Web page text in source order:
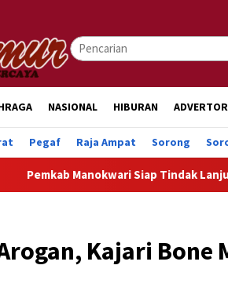
NASIONAL HIBURAN
Pegaf Raja Ampat Sorong
Siap Tindak Lanjuti Rekomendasi
Kajari Bone